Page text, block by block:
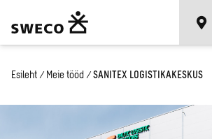
Esileht / Meie tööd / SANITEX LOGISTIKAKESKUS